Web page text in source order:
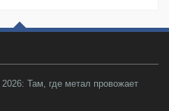
Там, где метал провожает